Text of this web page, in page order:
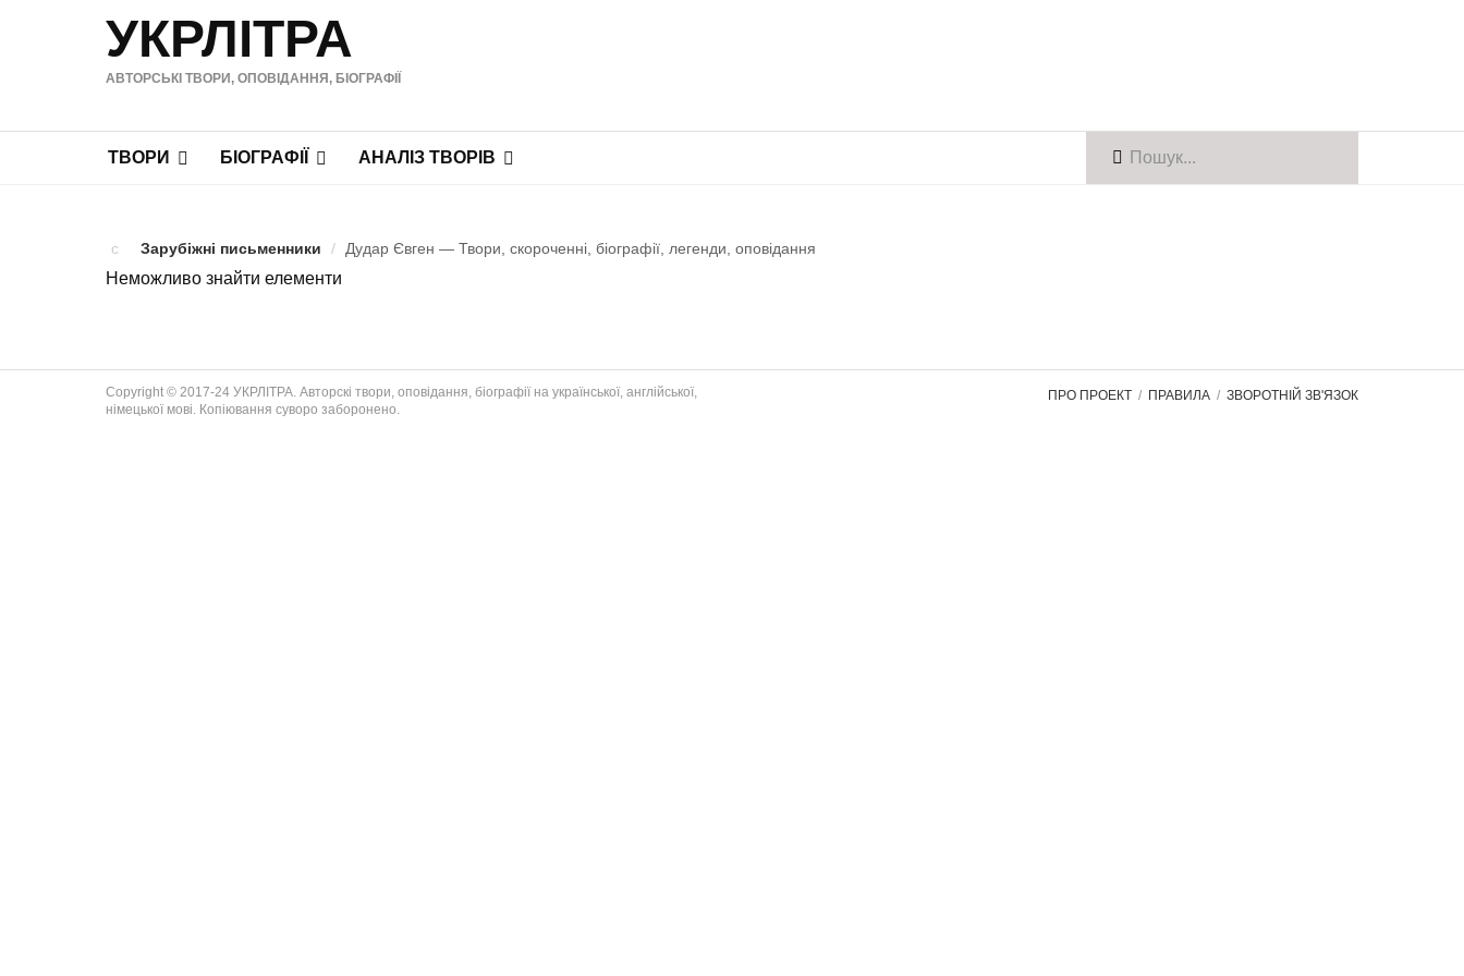
УКРЛІТРА
АВТОРСЬКІ ТВОРИ, ОПОВІДАННЯ, БІОГРАФІЇ
ТВОРИ БІОГРАФІЇ АНАЛІЗ ТВОРІВ
Зарубіжні письменники / Дудар Євген — Твори, скороченні, біографії, легенди, оповiдання
Неможливо знайти елементи
Copyright © 2017-24 УКРЛІТРА. Авторскі твори, оповідання, біографії на української, англійської,
німецької мові. Копіювання суворо заборонено.
ПРО ПРОЕКТ ПРАВИЛА ЗВОРОТНІЙ ЗВ'ЯЗОК